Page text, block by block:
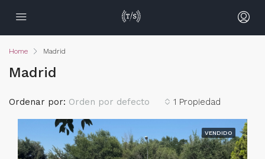
Home Madrid
Madrid
1 Propiedad
Ordenar por: Orden por defecto
VENDIDO